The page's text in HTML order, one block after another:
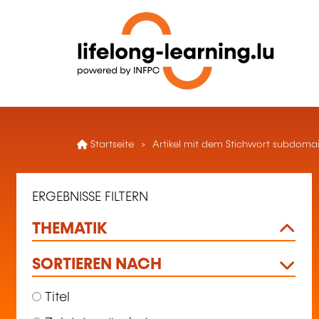
Startseite Artikel mit dem Stichwort
ERGEBNISSE FILTERN
THEMATIK
SORTIEREN NACH
Titel